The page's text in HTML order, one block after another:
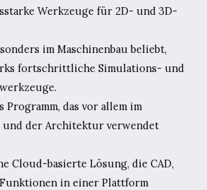
Werkzeuge für 2D- und 3D-
im Maschinenbau beliebt,
fortschrittliche Simulations- und
Programm, das vor allem im
der Architektur verwendet
Cloud-basierte Lösung, die CAD,
in einer Plattform